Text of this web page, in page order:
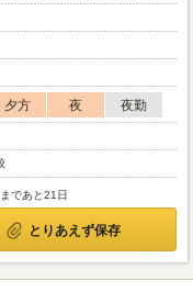
夕方 夜
夜勤
であと21日
とりあえず保存